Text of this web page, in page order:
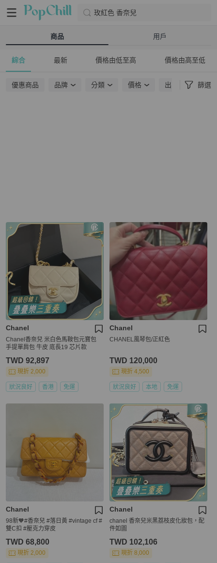
玫紅色 香奈兒
商品 用戶
綜合 最新 價格由低至高 價格由高至低
優惠商品 品牌 分類 價格 出貨地點 篩選
Chanel
Chanel香奈兒 米白色馬鞍包元寶包
手提單肩包 牛皮 底長19 芯片款
TWD 92,897
現折 2,000
狀況良好 香港 免運
Chanel
CHANEL風琴包/正紅色
TWD 120,000
現折 4,500
狀況良好 本地 免運
Chanel
98新🧡#香奈兒 #落日黃 #vintage cf #
雙C扣 #壓克力穿皮
TWD 68,800
現折 2,000
Chanel
chanel 香奈兒米黑荔枝皮化妝包，配
件如圖
TWD 102,106
現折 8,000